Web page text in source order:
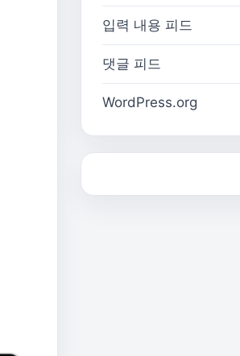
입력 내용 피드
댓글 피드
WordPress.org